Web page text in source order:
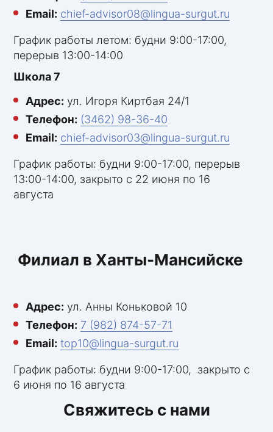
Email: chief-advisor08@lingua-surgut.ru
График работы летом: будни 9:00-17:00,
перерыв 13:00-14:00
Школа 7
Адрес: ул. Игоря Киртбая 24/1
Телефон: (3462) 98-36-40
Email: chief-advisor03@lingua-surgut.ru
График работы: будни 9:00-17:00, перерыв
13:00-14:00, закрыто с 22 июня по 16
августа
Филиал в Ханты-Мансийске
Адрес: ул. Анны Коньковой 10
Телефон: 7 (982) 874-57-71
Email: top10@lingua-surgut.ru
График работы: будни 9:00-17:00, закрыто с
6 июня по 16 августа
Свяжитесь с нами